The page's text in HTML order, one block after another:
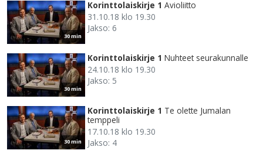
30 min
Korinttolaiskirje 1 Avioliitto
31.10.18 klo 19.30
Jakso: 6
30 min
Korinttolaiskirje 1 Nuhteet seurakunnalle
24.10.18 klo 19.30
Jakso: 5
30 min
Korinttolaiskirje 1 Te olette Jumalan
temppeli
17.10.18 klo 19.30
Jakso: 4